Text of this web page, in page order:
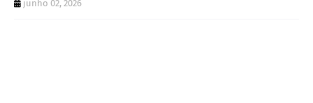
junho 02, 2026